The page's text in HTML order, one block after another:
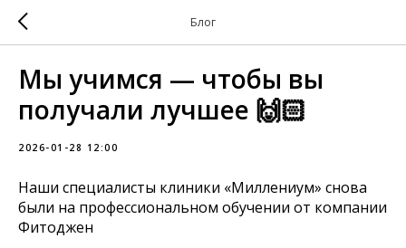
Блог
Мы учимся — чтобы вы
получали лучшее 🙌🏻
2026-01-28 12:00
Наши специалисты клиники «Миллениум» снова
были на профессиональном обучении от компании
Фитоджен